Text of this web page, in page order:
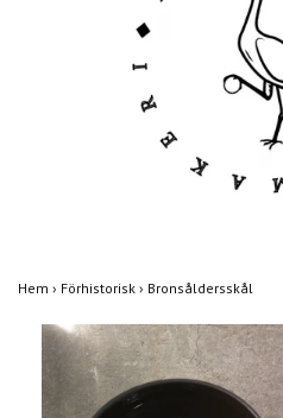
Hem › Förhistorisk › Bronsåldersskål